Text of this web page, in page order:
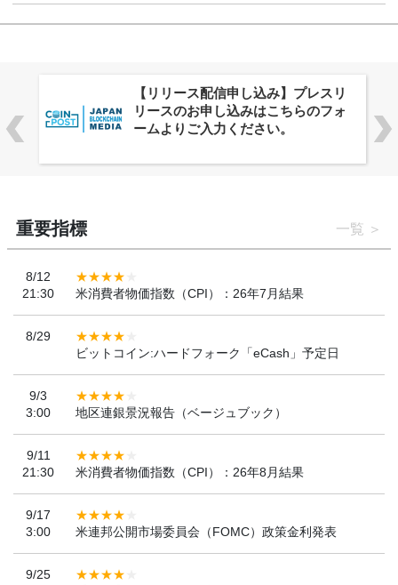
株式会社PlnX、アジア最大級のグロ
ーバルWeb3カンファレンス
「WebX2026」とのコラボレーショ
重要指標 一覧
8/12
21:30
米消費者物価指数（CPI）：26年7月結果
8/29
ビットコイン:ハードフォーク「eCash」予定日
9/3
3:00
地区連銀景況報告（ベージュブック）
9/11
21:30
米消費者物価指数（CPI）：26年8月結果
9/17
3:00
米連邦公開市場委員会（FOMC）政策金利発表
9/25